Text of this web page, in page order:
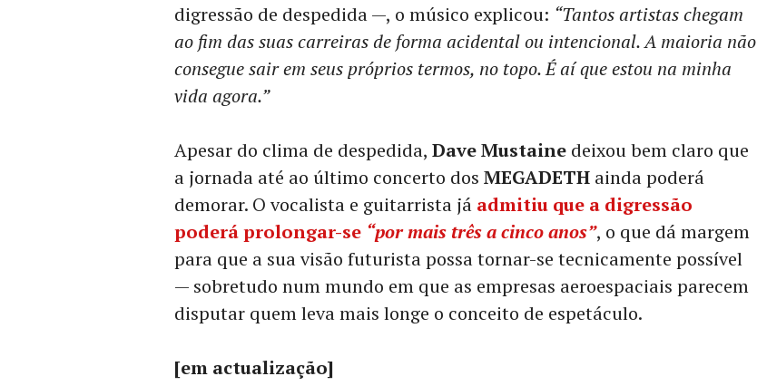
digressão de despedida —, o músico explicou: “Tantos artistas chegam
ao fim das suas carreiras de forma acidental ou intencional. A maioria não
consegue sair em seus próprios termos, no topo. É aí que estou na minha
vida agora.”
Apesar do clima de despedida, Dave Mustaine deixou bem claro que
a jornada até ao último concerto dos MEGADETH ainda poderá
demorar. O vocalista e guitarrista já admitiu que a digressão
poderá prolongar-se “por mais três a cinco anos”, o que dá margem
para que a sua visão futurista possa tornar-se tecnicamente possível
— sobretudo num mundo em que as empresas aeroespaciais parecem
disputar quem leva mais longe o conceito de espetáculo.
[em actualização]